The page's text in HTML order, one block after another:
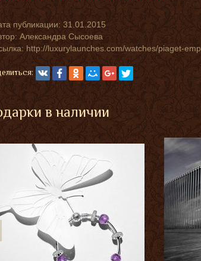
публикации: 31.01.2015
Александра Сысоева
http://luxurylaunches.com/watches/piaget-
в наличии